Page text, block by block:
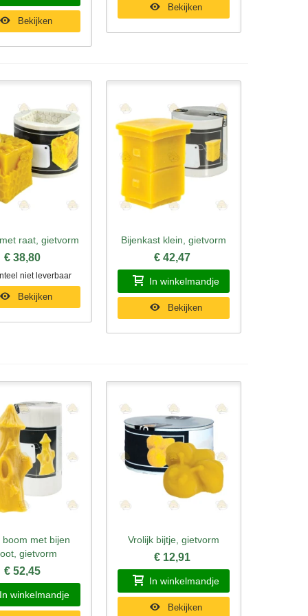
Bekijken
Bekijken
bekijkenraat, gietvorm
€ 38,80
niet leverbaar
Bekijken
Snel bekijken
Bijenkast klein, gietvorm
€ 42,47
In winkelmandje
Bekijken
bekijken
boom met bijen
gietvorm
€ 52,45
In winkelmandje
Snel bekijken
Vrolijk bijtje, gietvorm
€ 12,91
In winkelmandje
Bekijken